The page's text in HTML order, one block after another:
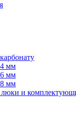
мм
мм
мм
люки и